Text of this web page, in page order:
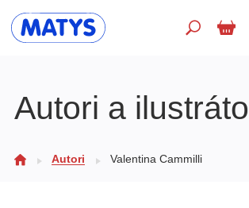
Doplnkový sortiment
Autori a
Autori Valentina Cammilli